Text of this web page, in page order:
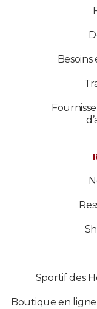
Sportif des
Boutique en